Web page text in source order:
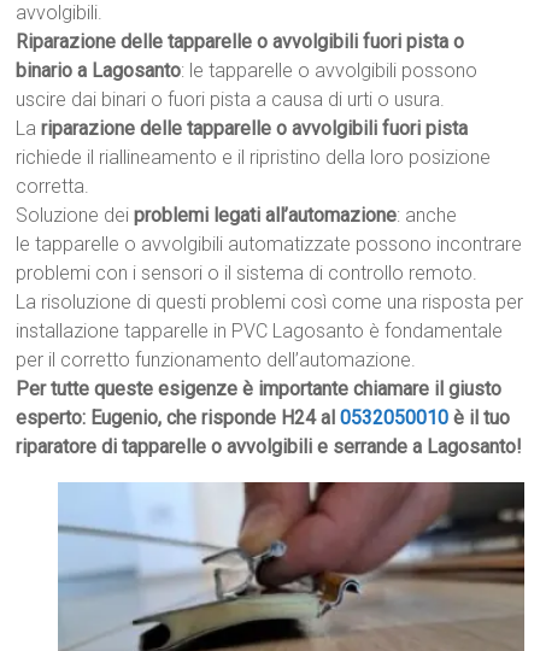
avvolgibili.
Riparazione delle tapparelle o avvolgibili fuori pista o
binario a Lagosanto: le tapparelle o avvolgibili possono
uscire dai binari o fuori pista a causa di urti o usura.
Lariparazione delle tapparelle o avvolgibili fuori pista
richiede il riallineamento e il ripristino della loro posizione
corretta.
Soluzione deiproblemi legati all’automazione: anche
le tapparelle o avvolgibili automatizzate possono incontrare
problemi con i sensori o il sistema di controllo remoto.
La risoluzione di questi problemi così come una risposta per
installazione tapparelle in PVC Lagosanto è fondamentale
per il corretto funzionamento dell’automazione.
Per tutte queste esigenze è importante chiamare il giusto
esperto: Eugenio, che risponde H24 al0532050010 è il tuo
riparatore di tapparelle o avvolgibili e serrande a Lagosanto!